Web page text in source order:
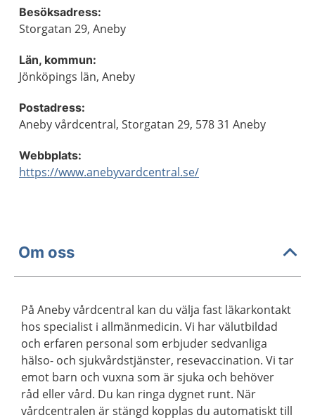
Besöksadress:
Storgatan 29, Aneby
Län, kommun:
Jönköpings län, Aneby
Postadress:
Aneby vårdcentral, Storgatan 29, 578 31 Aneby
Webbplats:
https://www.anebyvardcentral.se/
Om oss
På Aneby vårdcentral kan du välja fast läkarkontakt
hos specialist i allmänmedicin. Vi har välutbildad
och erfaren personal som erbjuder sedvanliga
hälso- och sjukvårdstjänster, resevaccination. Vi tar
emot barn och vuxna som är sjuka och behöver
råd eller vård. Du kan ringa dygnet runt. När
vårdcentralen är stängd kopplas du automatiskt till